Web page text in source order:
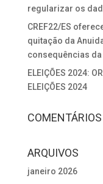
regularizar os
CREF22/ES
quitação da
consequências
ELEIÇÕES 2024:
ELEIÇÕES 2024
COMENTÁRIOS
ARQUIVOS
janeiro 2026